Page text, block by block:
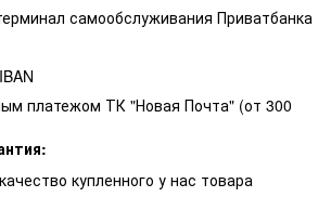
самообслуживания Приватбанка
платежом ТК "Новая Почта" (от 300
купленного у нас товара